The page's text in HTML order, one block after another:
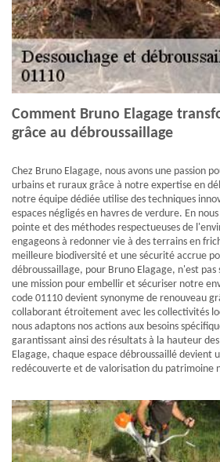
Comment Bruno Elagage
grâce au débroussaillage
Chez Bruno Elagage, nous avons une passion
urbains et ruraux grâce à notre expertise en
notre équipe dédiée utilise des techniques
espaces négligés en havres de verdure. En
pointe et des méthodes respectueuses de
engageons à redonner vie à des terrains en
meilleure biodiversité et une sécurité accrue
débroussaillage, pour Bruno Elagage, n'est
une mission pour embellir et sécuriser notre
code 01110 devient synonyme de renouveau
collaborant étroitement avec les collectivités
nous adaptons nos actions aux besoins
garantissant ainsi des résultats à la hauteur
Elagage, chaque espace débroussaillé devient
redécouverte et de valorisation du patrimoine